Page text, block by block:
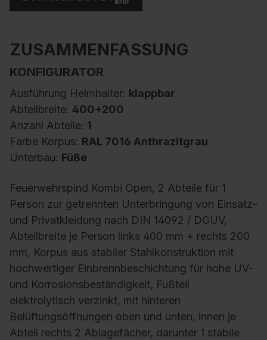
ZUSAMMENFASSUNG
KONFIGURATOR
Ausführung Helmhalter: klappbar
Abteilbreite: 400+200
Anzahl Abteile: 1
Farbe Korpus: RAL 7016 Anthrazitgrau
Unterbau: Füße
Feuerwehrspind Kombi Open, 2 Abteile für 1
Person zur getrennten Unterbringung von Einsatz-
und Privatkleidung nach DIN 14092 / DGUV,
Abteilbreite je Person links 400 mm + rechts 200
mm, Korpus aus stabiler Stahlkonstruktion mit
hochwertiger Einbrennbeschichtung für hohe UV-
und Korrosionsbeständigkeit, Fußteil
elektrolytisch verzinkt, mit hinteren
Belüftungsöffnungen oben und unten, innen je
Abteil rechts 2 Ablagefächer, darunter 1 stabile